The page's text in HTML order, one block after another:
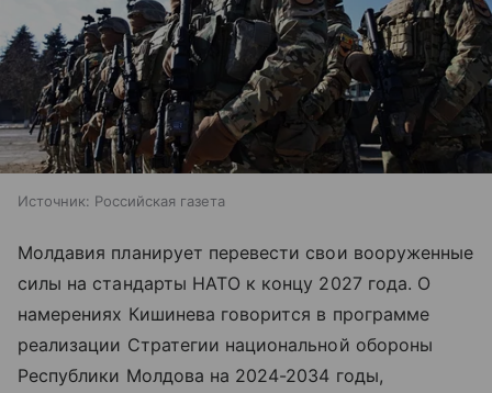
Источник: Российская газета
Молдавия планирует перевести свои вооруженные
силы на стандарты НАТО к концу 2027 года. О
намерениях Кишинева говорится в программе
реализации Стратегии национальной обороны
Республики Молдова на 2024-2034 годы,